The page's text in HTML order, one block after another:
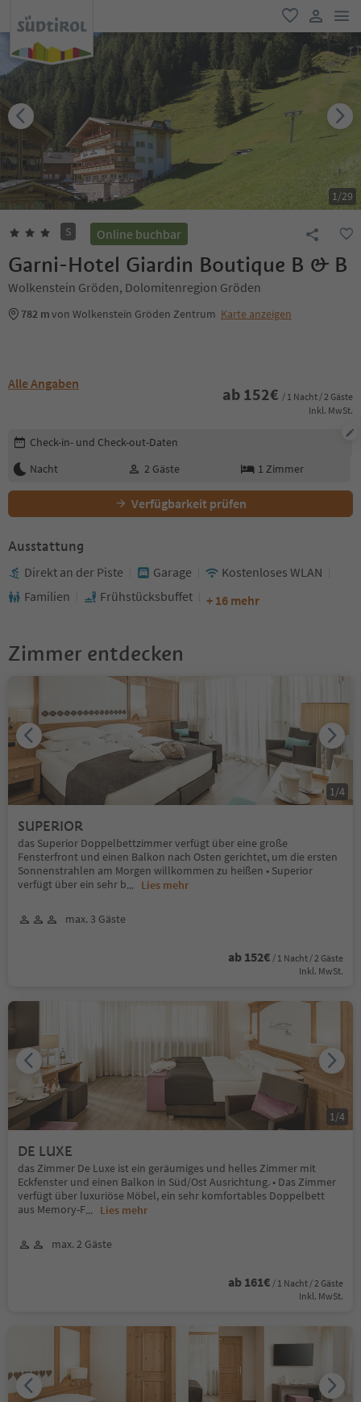
favorit
user link
1/29
S Online buchbar
Garni-Hotel Giardin Boutique B & B
Wolkenstein Gröden, Dolomitenregion Gröden
782 mvon Wolkenstein Gröden Zentrum Karte anzeigen
Alle Angaben
ab 152€ / 1 Nacht / 2 Gäste
Inkl. MwSt.
Buchungsdetails bearbeiten
Check-in- und Check-out-Daten
Nacht
2 Gäste 1 Zimmer
Verfügbarkeit prüfen
Ausstattung
Direkt an der Piste Garage
Kostenloses WLAN
Familien
Frühstücksbuffet + 16 mehr
Zimmer entdecken
SUPERIOR
das Superior Doppelbettzimmer verfügt über eine große
Fensterfront und einen Balkon nach Osten gerichtet, um die ersten
Sonnenstrahlen am Morgen willkommen zu heißen • Superior
verfügt über ein sehr b... Lies mehr
max. 3 Gäste
ab 152€ / 1 Nacht / 2 Gäste
Inkl. MwSt.
1/4
DE LUXE
das Zimmer De Luxe ist ein geräumiges und helles Zimmer mit
Eckfenster und einen Balkon in Süd/Ost Ausrichtung. • Das Zimmer
verfügt über luxuriöse Möbel, ein sehr komfortables Doppelbett
aus Memory-F... Lies mehr
max. 2 Gäste
ab 161€ / 1 Nacht / 2 Gäste
Inkl. MwSt.
1/4